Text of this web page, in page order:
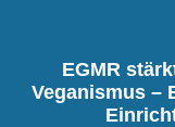
EGMR
Veganismus –